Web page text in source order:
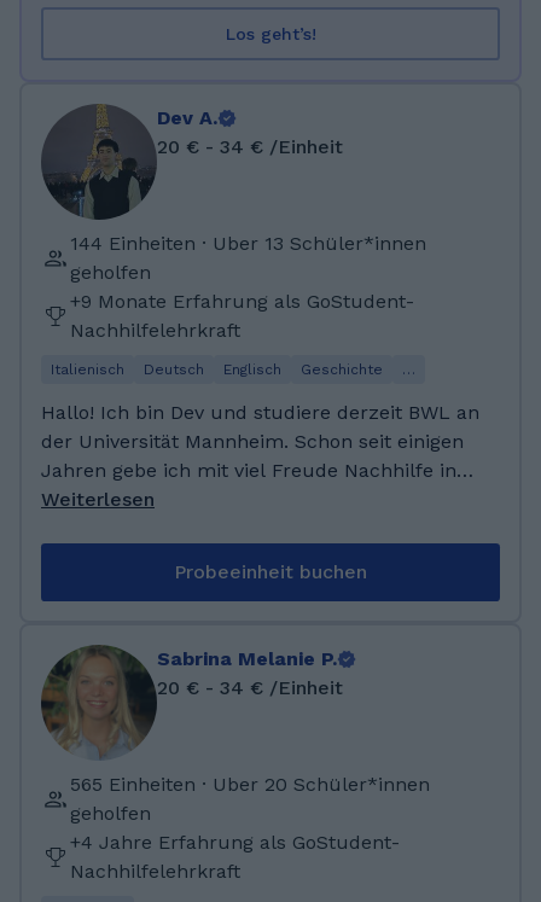
Lehramt an der Universität Duisburg-Essen zu
studieren. Nach 6 Semestern habe ich mein
studieren. Während meiner Schullaufbahn
durfte ich in der 9. Klasse Schülern in
internationalen Klassen beim Lernen der
Deutschen Sprache helfen und bei der
Eingliederung in die Regelklassen. Auch
anderen Schülern in Regelklassen durfte ich
Nachhilfe in Latein und anderen
Fremdsprachen geben. Das habe ich bis zu
meinem Abitur gemacht. Parallel zum
Studium habe ich in den letzten drei Jahren in
Gruppenkurse für Fremdsprachen und
Grundschule unterrichtet.
Los geht’s!
Dev A.
20 € - 34 € /Einheit
144 Einheiten · Uber 13 Schüler*innen
geholfen
+9 Monate Erfahrung als GoStudent-
Nachhilfelehrkraft
Italienisch Deutsch Englisch Geschichte …
Hallo! Ich bin Dev und studiere derzeit BWL an
der Universität Mannheim. Schon seit einigen
Jahren gebe ich mit viel Freude Nachhilfe in
vielen verschiedenen Fächern. Mir macht es
zusammenarbeitet. In meiner Freizeit spiele
ich gerne Fußball, treibe Kraftsport und höre
immer viel Musik, was mir hilft, ausgeglichen
und motiviert zu bleiben. Mir ist wichtig, dass
sich meine Schüler und Schülerinnen
wohlfühlen und Freude am Lernen
entwickeln, denn mit der richtigen
Unterstützung kann jeder sein volles Potenzial
entfalten. Ich habe mein Abitur am
Weiterlesen
Probeeinheit buchen
Sabrina Melanie P.
20 € - 34 € /Einheit
565 Einheiten · Uber 20 Schüler*innen
geholfen
+4 Jahre Erfahrung als GoStudent-
Nachhilfelehrkraft